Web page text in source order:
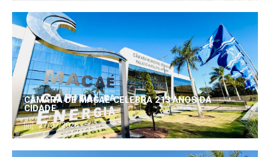
CÂMARA DE MACAÉ CELEBRA 213 ANOS DA
CIDADE
27/07/2026